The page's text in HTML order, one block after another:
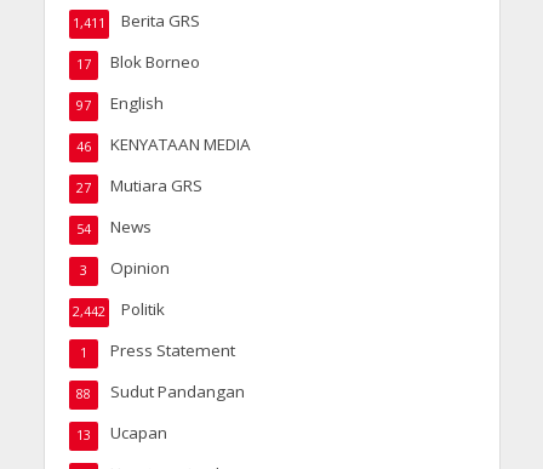
Berita GRS
1,411
Blok Borneo
17
English
97
KENYATAAN MEDIA
46
Mutiara GRS
27
News
54
Opinion
3
Politik
2,442
Press Statement
1
Sudut Pandangan
88
Ucapan
13